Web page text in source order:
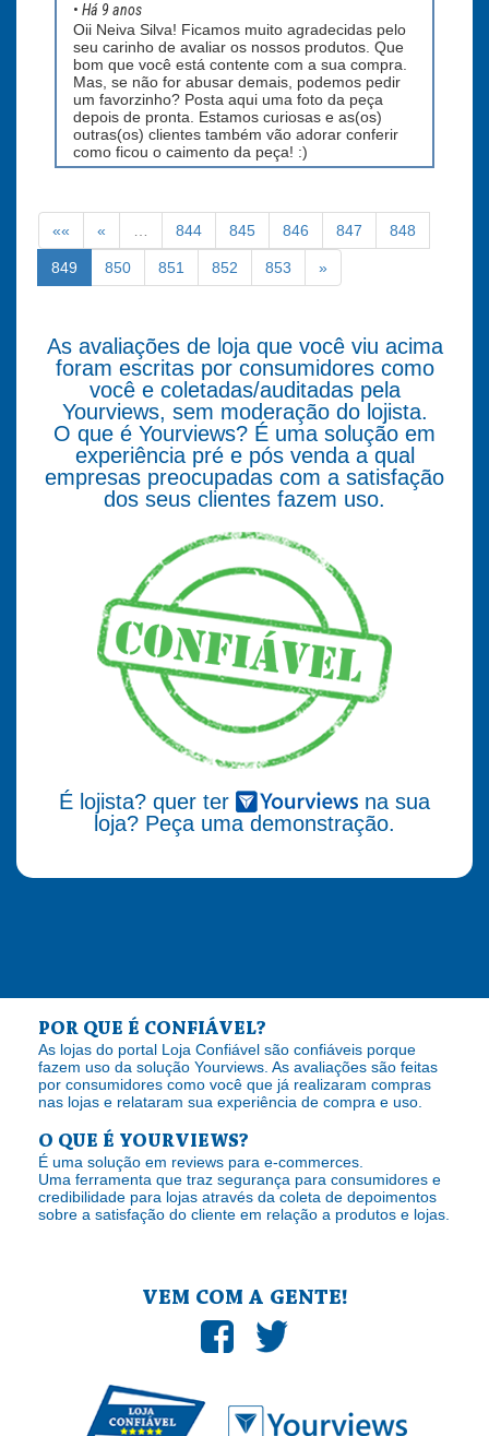
• Há 9 anos
Oii Neiva Silva! Ficamos muito agradecidas pelo
seu carinho de avaliar os nossos produtos. Que
bom que você está contente com a sua compra.
Mas, se não for abusar demais, podemos pedir
um favorzinho? Posta aqui uma foto da peça
depois de pronta. Estamos curiosas e as(os)
outras(os) clientes também vão adorar conferir
como ficou o caimento da peça! :)
«« « 844 845 846 847 848
849 850 851 852 853 »
As avaliações de loja que você viu acima
foram escritas por consumidores como
você e coletadas/auditadas pela
Yourviews, sem moderação do lojista.
O que é Yourviews? É uma solução em
experiência pré e pós venda a qual
empresas preocupadas com a satisfação
dos seus clientes fazem uso.
É lojista? quer ter
na sua
loja? Peça uma demonstração.
POR QUE É CONFIÁVEL?
As lojas do portal Loja Confiável são confiáveis porque
fazem uso da solução Yourviews. As avaliações são feitas
por consumidores como você que já realizaram compras
nas lojas e relataram sua experiência de compra e uso.
O QUE É YOURVIEWS?
É uma solução em reviews para e-commerces.
Uma ferramenta que traz segurança para consumidores e
credibilidade para lojas através da coleta de depoimentos
sobre a satisfação do cliente em relação a produtos e lojas.
VEM COM A GENTE!